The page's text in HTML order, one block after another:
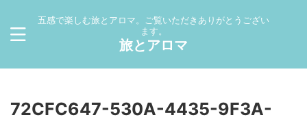
五感で楽しむ旅とアロマ。ご覧いただきありがとうござい
ます。
旅とアロマ
72CFC647-530A-4435-9F3A-